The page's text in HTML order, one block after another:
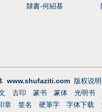
隸書-何紹基
www.shufaziti.com 版权说明
古印 篆书 篆体 光明书
章 签名 硬筆字 字体下载